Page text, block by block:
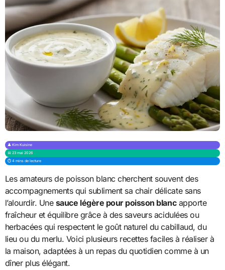
👤 Kim Kuisine
📅 23 mai 2026
⏱️ 4 mins de lecture
Les amateurs de poisson blanc cherchent souvent des
accompagnements qui subliment sa chair délicate sans
l’alourdir. Une sauce légère pour poisson blancapporte
fraîcheur et équilibre grâce à des saveurs acidulées ou
herbacées qui respectent le goût naturel du cabillaud, du
lieu ou du merlu. Voici plusieurs recettes faciles à réaliser à
la maison, adaptées à un repas du quotidien comme à un
dîner plus élégant.